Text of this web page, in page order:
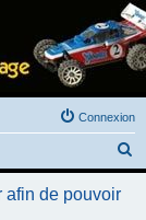
Connexion
e
afin de pouvoir